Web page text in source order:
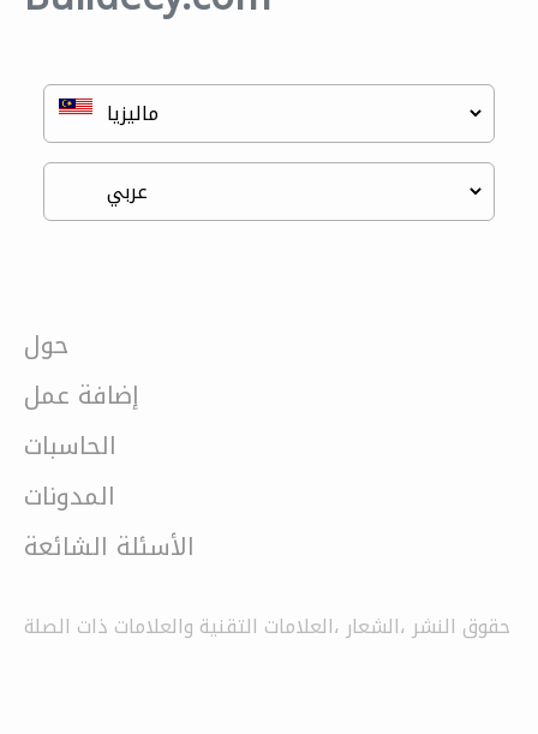
حول
إضافة عمل
الحاسبات
المدونات
الأسئلة الشائعة
حقوق النشر ،الشعار ،العلامات التقنية والعلامات ذات الصلة